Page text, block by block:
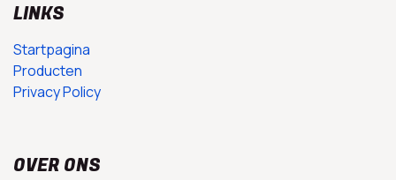
LINKS
Startpagina
Producten
Privacy Policy
OVER ONS